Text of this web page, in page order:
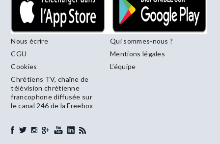
Nous écrire
Qui sommes-nous ?
CGU
Mentions légales
Cookies
L’équipe
Chrétiens TV, chaîne de
télévision chrétienne
francophone diffusée sur
le canal 246 de la Freebox